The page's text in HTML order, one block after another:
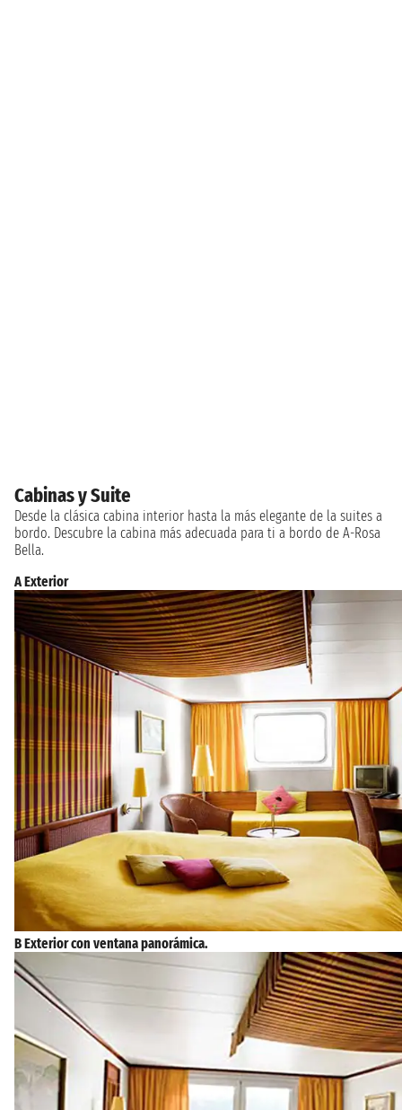
Cabinas y Suite
Desde la clásica cabina interior hasta la más elegante de la suites a
bordo. Descubre la cabina más adecuada para ti a bordo de A-Rosa
Bella.
A Exterior
B Exterior con ventana panorámica.